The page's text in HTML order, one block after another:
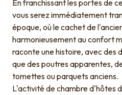
En franchissant les portes de
vous serez immédiatement
époque, où le cachet de
harmonieusement au confort
raconte une histoire, avec des
que des poutres apparentes,
tomettes ou parquets anciens.
L'activité de chambre d'hôtes